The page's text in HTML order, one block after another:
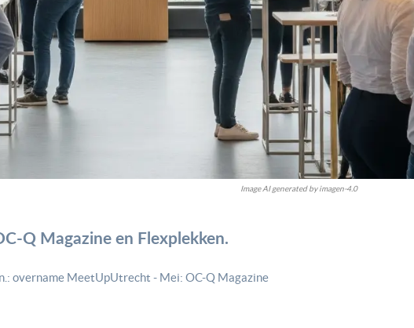
Image AI generated by imagen-4.0
Q Magazine en Flexplekken.
overname MeetUpUtrecht - Mei: OC-Q Magazine